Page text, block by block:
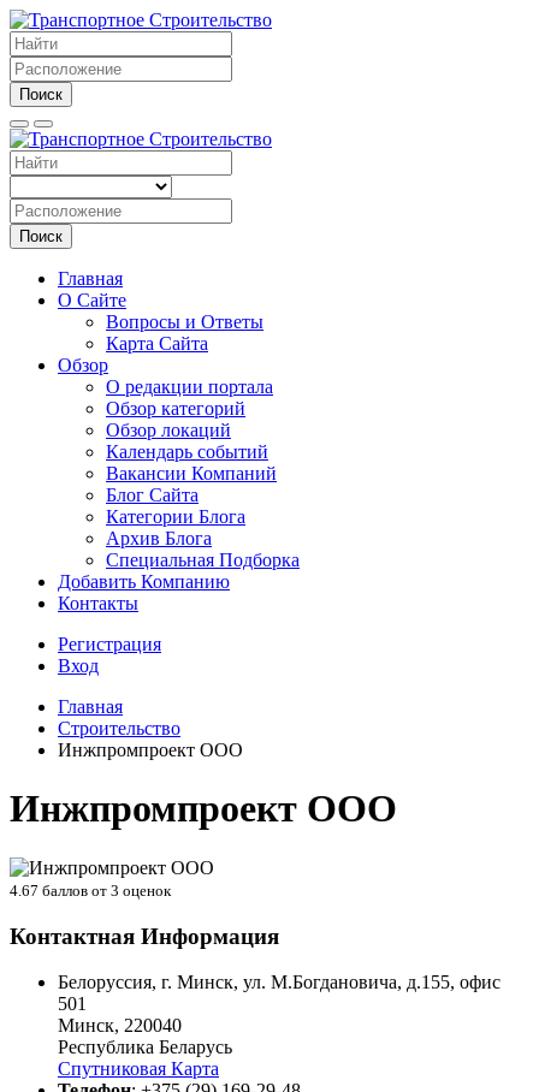
Поиск
Поиск
Главная
О Сайте
Вопросы и Ответы
Карта Сайта
Обзор
О редакции портала
Обзор категорий
Обзор локаций
Календарь событий
Вакансии Компаний
Блог Сайта
Категории Блога
Архив Блога
Специальная Подборка
Добавить Компанию
Контакты
Регистрация
Вход
Главная
Строительство
Инжпромпроект ООО
Инжпромпроект ООО
4.67 баллов от 3 оценок
Контактная Информация
Белоруссия, г. Минск, ул. М.Богдановича, д.155, офис
501
Минск, 220040
Республика Беларусь
Спутниковая Карта